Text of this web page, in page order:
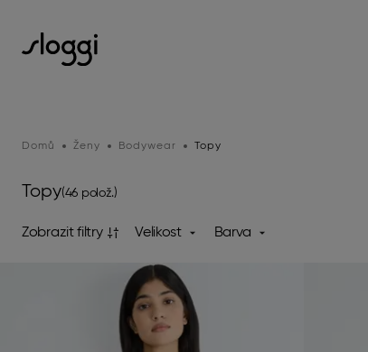
Domů Ženy Bodywear Topy
Topy(46 polož.)
Zobrazit filtry Velikost Barva